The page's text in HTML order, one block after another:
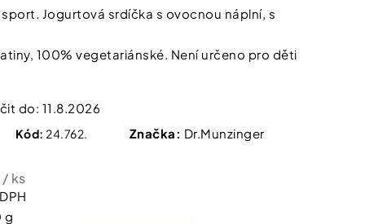
sport. Jogurtová srdíčka s ovocnou náplní, s
100% vegetariánské. Není určeno pro děti
do: 11.8.2026
Kód: 24.762. Značka: Dr.Munzinger
/ ks
g